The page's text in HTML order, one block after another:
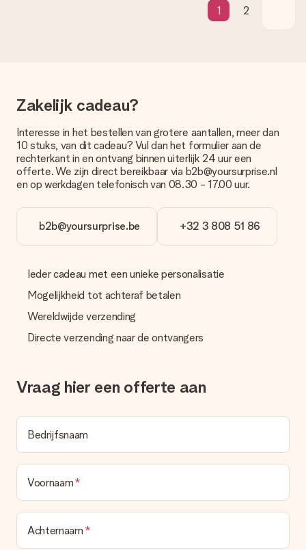
cadeau.
Cadeau ontvangen
Wat als het cadeau toch niet helemaal naar mijn zin is?
We vinden het erg vervelend als je cadeau niet naar wens is
geleverd. Je kunt hiervoor contact opnemen met onze
klantenservice, zij helpen je graag bij het vinden van een
Wordt de factuur met de bestelling meegestuurd?
Er wordt geen factuur meegestuurd bij je bestelling. Je
gerust het cadeau gelijk bij de ontvanger laten afleveren, zo is
het echt een verrassing!
1 2
Zakelijk cadeau?
Interesse in het bestellen van grotere aantallen, meer dan
10 stuks, van dit cadeau? Vul dan het formulier aan de
rechterkant in en ontvang binnen uiterlijk 24 uur een
offerte. We zijn direct bereikbaar via b2b@yoursurprise.nl
en op werkdagen telefonisch van 08.30 - 17.00 uur.
b2b@yoursurprise.be +32 3 808 51 86
Ieder cadeau met een unieke personalisatie
Mogelijkheid tot achteraf betalen
Wereldwijde verzending
Directe verzending naar de ontvangers
Vraag hier een offerte aan
Bedrijfsnaam
Voornaam
Achternaam